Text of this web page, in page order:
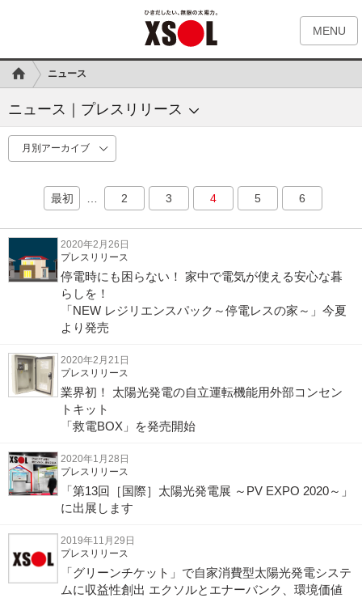
MENU
ニュース
ニュース｜プレスリリース
最初 … 2 3 4 5 6
2020年2月26日
プレスリリース
停電時にも困らない！ 家中で電気が使える安心な暮
らしを！
「NEW レジリエンスパック～停電レスの家～」今夏
より発売
2020年2月21日
プレスリリース
業界初！ 太陽光発電の自立運転機能用外部コンセン
トキット
「救電BOX」を発売開始
2020年1月28日
プレスリリース
「第13回［国際］太陽光発電展 ～PV EXPO 2020～」
に出展します
2019年11月29日
プレスリリース
「グリーンチケット」で自家消費型太陽光発電システ
ムに収益性創出 エクソルとエナーバンク、環境価値